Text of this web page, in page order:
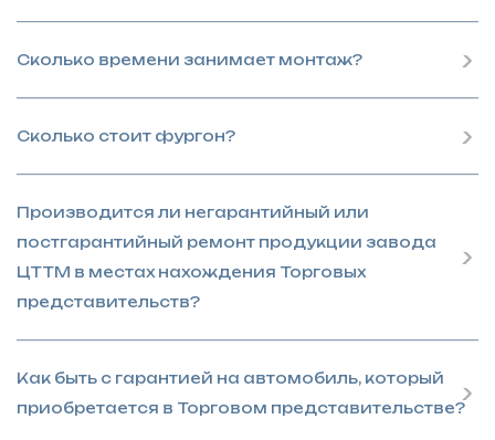
Сколько времени занимает монтаж?
Сколько стоит фургон?
Производится ли негарантийный или
постгарантийный ремонт продукции завода
ЦТТМ в местах нахождения Торговых
представительств?
Как быть с гарантией на автомобиль, который
приобретается в Торговом представительстве?